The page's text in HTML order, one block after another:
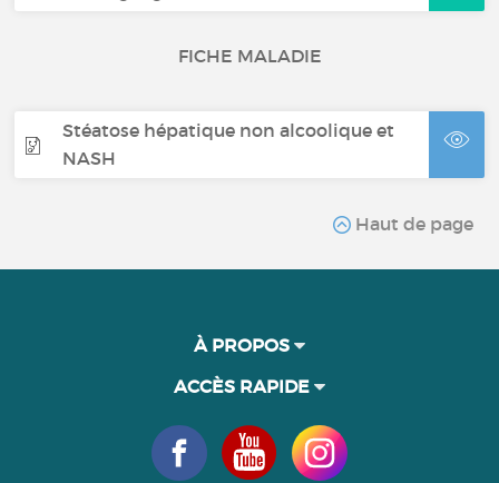
FICHE MALADIE
Stéatose hépatique non alcoolique et
NASH
Haut de page
À PROPOS
ACCÈS RAPIDE